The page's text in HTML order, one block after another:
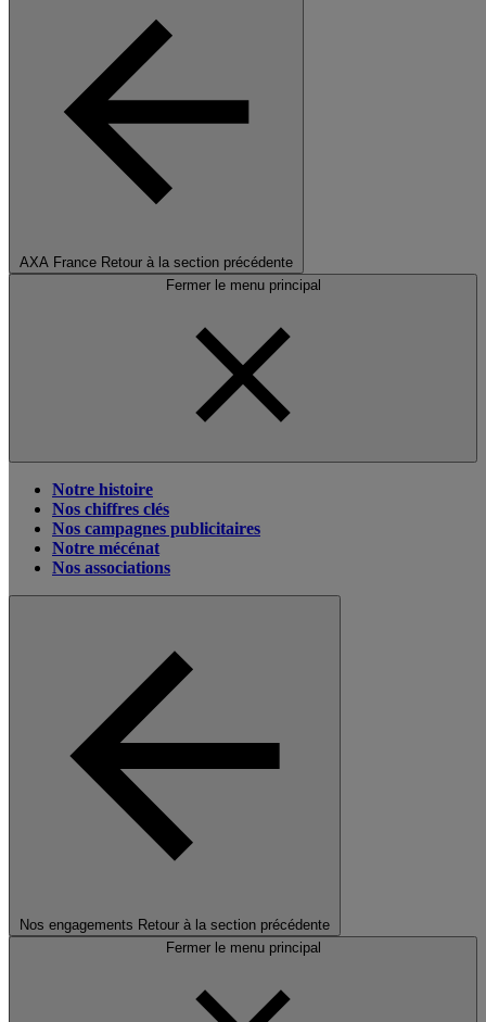
AXA France Retour à la section précédente
Fermer le menu principal
Notre histoire
Nos chiffres clés
Nos campagnes publicitaires
Notre mécénat
Nos associations
Nos engagements Retour à la section précédente
Fermer le menu principal